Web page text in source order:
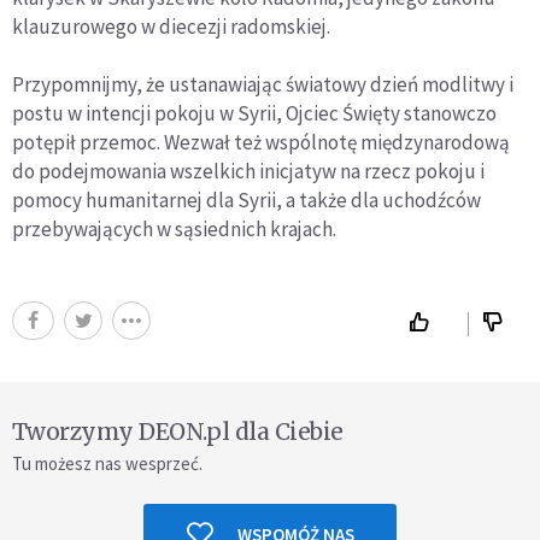
klauzurowego w diecezji radomskiej.
Przypomnijmy, że ustanawiając światowy dzień modlitwy i
postu w intencji pokoju w Syrii, Ojciec Święty stanowczo
potępił przemoc. Wezwał też wspólnotę międzynarodową
do podejmowania wszelkich inicjatyw na rzecz pokoju i
pomocy humanitarnej dla Syrii, a także dla uchodźców
przebywających w sąsiednich krajach.
Tworzymy DEON.pl dla Ciebie
Tu możesz nas wesprzeć.
WSPOMÓŻ NAS